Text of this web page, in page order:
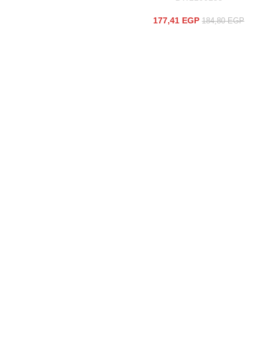
184,80EGP
177,41 EGP